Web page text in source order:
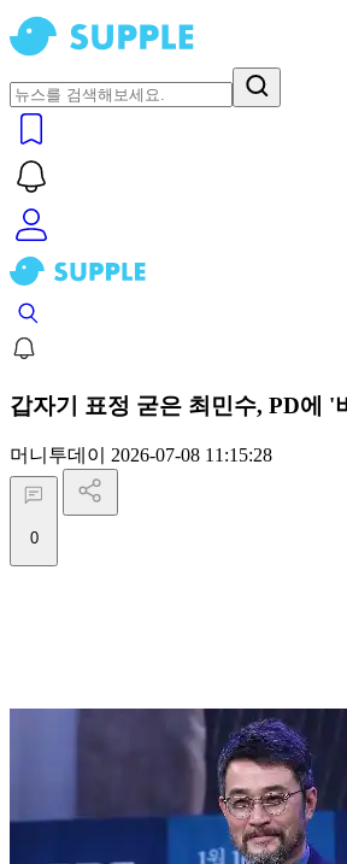
갑자기 표정 굳은 최민수, PD에
머니투데이 2026-07-08 11:15:28
0